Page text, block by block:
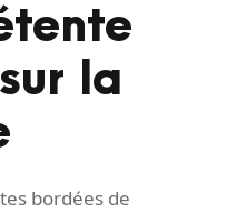
la
bordées de